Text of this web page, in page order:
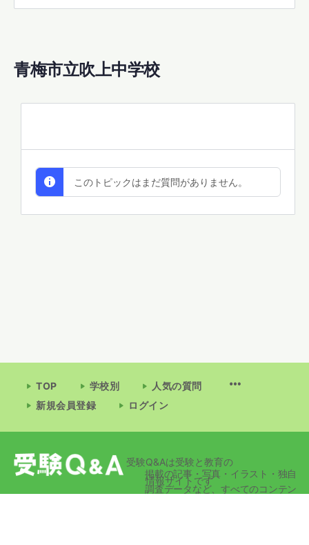
青梅市立吹上中学校
このトピックはまだ質問がありません。
TOP 学校別
人気の質問
新規会員登録
ログイン
受験Q&Aは受験と教育の
情報サイトです
掲載の記事・写真・イラスト・独自
調査データなど、すべてのコンテン